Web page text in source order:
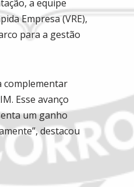
a equipe
Empresa (VRE),
para a gestão
complementar
Esse avanço
um ganho
destacou